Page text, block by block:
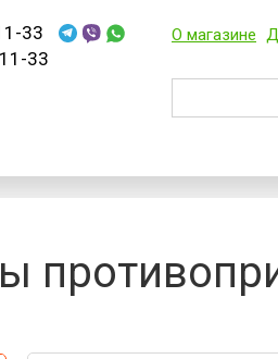
33
33
О магазине